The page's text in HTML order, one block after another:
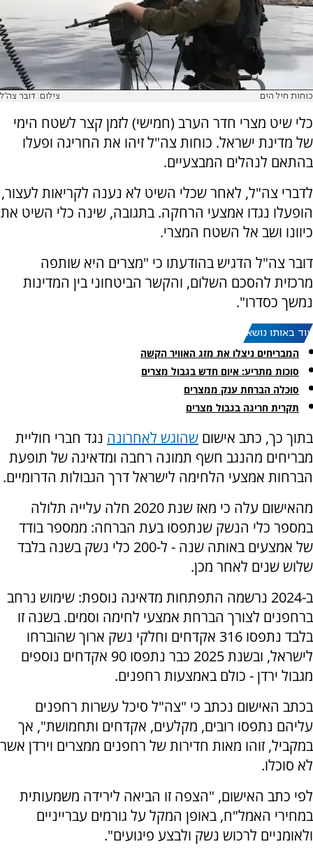
כוחות חיל הים צילום: דובר צה"ל
כלי שיט מצרי חדר הערב (חמישי) לזמן קצר לשטח הימי
של מדינת ישראל. כוחות צה"ל זיהו את החריגה ופעלו
בהתאם לנהלים המבצעיים.
לדברי צה"ל, לאחר שכלי השיט לא נענה לקריאות לעצור,
הופעלו נגדו אמצעי הרחקה. בתגובה, שינה כלי השיט את
כיוונו ושב אל השטח המצרי.
דובר צה"ל הדגיש בהודעתו כי "מצרים היא שותפה
מרכזית להסכם השלום, והקשר הביטחוני בין המדינות
נמשך כסדרו".
עוד באותו נושא:
המבריחים ניצלו את מזג האוויר הקשה
סוכות מתריע: איום חדש בגבול מצרים
סוכלה הברחת ענק ממצרים
תקרית חריגה בגבול מצרים
בתוך כך, כתב אישום שהוגש לאחרונה נגד חברי חוליית
מבריחים מהנגב חשף תמונה רחבה ומדאיגה של תופעת
הברחות אמצעי הלחימה לישראל דרך הגבולות הדרומיים.
מהאישום עלה כי מאז שנת 2020 חלה עלייה תלולה
במספר כלי הנשק שנתפסו בעת הברחה: ממספר בודד
של אמצעים באותה שנה - ל-200 כלי נשק בשנה בלבד
שלוש שנים לאחר מכן.
ב-2024 נרשמה התפתחות מדאיגה נוספת: שימוש נרחב
ברחפנים לצורך הברחת אמצעי לחימה וסמים. בשנה זו
בלבד נתפסו 316 אקדחים וחלקי נשק ארוך שהוברחו
לישראל, ובשנת 2025 כבר נתפסו 90 אקדחים נוספים
מגבול ירדן - כולם באמצעות רחפנים.
בכתב האישום נכתב כי "צה"ל סיכל עשרות רחפנים
עליהם נתפסו רובים, מקלעים, אקדחים ותחמושת", אך
במקביל, זוהו מאות חדירות של רחפנים ממצרים וירדן אשר
לא סוכלו.
לפי כתב האישום, "הצפה זו הביאה לירידה משמעותית
במחירי האמל"ח, באופן המקל על גורמים עברייניים
ולאומניים לרכוש נשק ולבצע פיגועים".